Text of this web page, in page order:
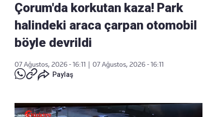
Çorum'da korkutan kaza! Park
halindeki araca çarpan otomobil
böyle devrildi
07 Ağustos, 2026 - 16:11
07 Ağustos, 2026 - 16:11
Paylaş